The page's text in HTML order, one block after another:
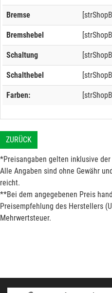
Bremse
Bremshebel
Schaltung
Schalthebel
Farben:
ZURÜCK
*Preisangaben gelten inklusive
Alle Angaben sind ohne Gewähr
reicht.
**Bei dem angegebenen Preis
Preisempfehlung des Herstellers
Mehrwertsteuer.